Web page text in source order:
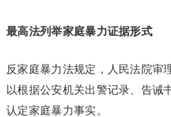
最高法列举家庭暴力证据形式
反家庭暴力法规定，人民法院审
以根据公安机关出警记录、告诫
认定家庭暴力事实。